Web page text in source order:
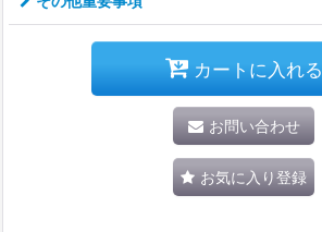
カートに入れる
お問い合わせ
お気に入り登録